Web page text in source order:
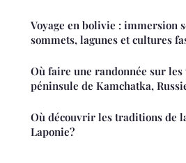
Voyage en bolivie : immersion
sommets, lagunes et cultures
Où faire une randonnée sur les
péninsule de Kamchatka,
Où découvrir les traditions de
Laponie?